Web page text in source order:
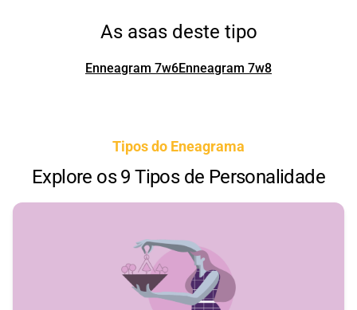
As asas deste tipo
Enneagram 7w6Enneagram 7w8
Tipos do Eneagrama
Explore os 9 Tipos de Personalidade